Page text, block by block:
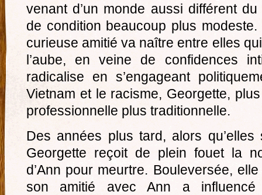
venant d’un monde aussi différent
de condition beaucoup plus
curieuse amitié va naître entre elles
l’aube, en veine de confidences
radicalise en s’engageant
Vietnam et le racisme, Georgette,
professionnelle plus traditionnelle.
Des années plus tard, alors
Georgette reçoit de plein fouet la
d’Ann pour meurtre. Bouleversée,
son amitié avec Ann a